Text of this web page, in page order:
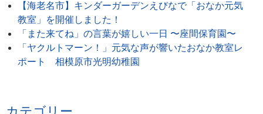
【海老名市】キンダーガーデンえびなで「おなか元気
教室」を開催しました！
「また来てね」の言葉が嬉しい一日 〜座間保育園〜
「ヤクルトマーン！」元気な声が響いたおなか教室レ
ポート 相模原市光明幼稚園